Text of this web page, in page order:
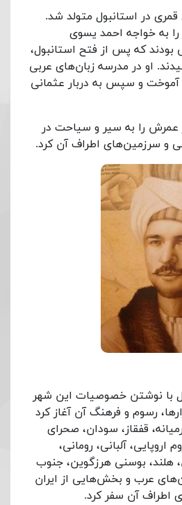
۱۰۲۰ هجری قمری در استانبول متولد شد.
را به خواجه احمد یسوی
بودند که پس از فتح استانبول،
او در مدرسه زبان‌های عربی
و سپس به دربار عثمانی
۴۰ سال از عمرش را به سیر و سیاحت در
و سرزمین‌های اطراف آن کرد.
با نوشتن خصوصیات این شهر
رسوم و فرهنگ آن آغاز کرد
قفقاز، سودان، صحرای
آلبانی، رومانی،
هلند، بوسنی هرزگوین، جنوب
عرب و بخش‌هایی از ایران
اطراف آن سفر کرد.